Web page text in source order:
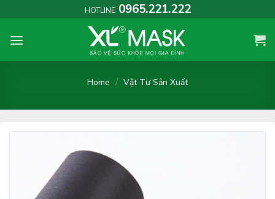
to
content
HOTLINE 0965.221.222
Home / Vật Tư Sản Xuất